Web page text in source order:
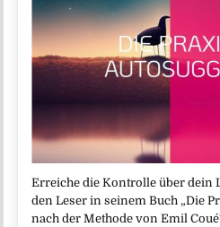
Erreiche die Kontrolle über dein
den Leser in seinem Buch „Die
nach der Methode von Emil